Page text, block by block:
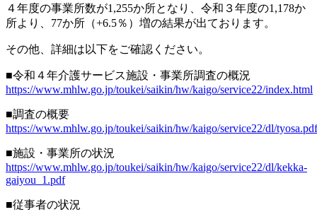
４年度の事業所数が1,255か所となり、令和３年度の1,178か
所より、77か所（+6.5％）増の結果が出ております。
その他、詳細は以下をご確認ください。
■令和４年介護サービス施設・事業所調査の概況
https://www.mhlw.go.jp/toukei/saikin/hw/kaigo/service22/index.html
■調査の概要
https://www.mhlw.go.jp/toukei/saikin/hw/kaigo/service22/dl/tyosa.pdf
■施設・事業所の状況
https://www.mhlw.go.jp/toukei/saikin/hw/kaigo/service22/dl/kekka-
gaiyou_1.pdf
■従事者の状況